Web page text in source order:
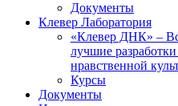
Документы
Клевер Лаборатория
«Клевер ДНК» –
лучшие
нравственной
Курсы
Документы